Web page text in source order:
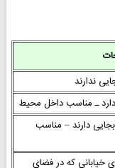
ندارند
ـ مناسب داخل محیط
دارند – مناسب
خیابانی که در فضای